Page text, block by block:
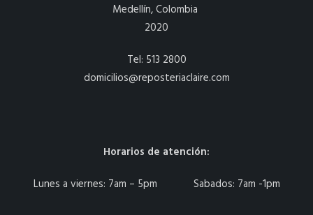
Medellín, Colombia
2020
Tel: 513 2800
domicilios@reposteriaclaire.com
Horarios de atención:
Lunes a viernes: 7am – 5pm Sabados: 7am -1pm